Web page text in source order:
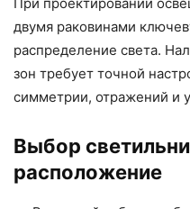
двумя раковинами
распределение света.
зон требует точной
симметрии, отражений и
Выбор
расположение